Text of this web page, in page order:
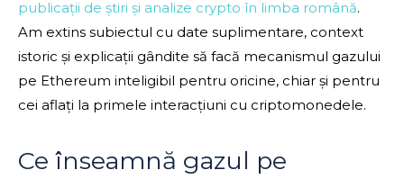
publicații de știri și analize crypto în limba română.
Am extins subiectul cu date suplimentare, context
istoric și explicații gândite să facă mecanismul gazului
pe Ethereum inteligibil pentru oricine, chiar și pentru
cei aflați la primele interacțiuni cu criptomonedele.
Ce înseamnă gazul pe